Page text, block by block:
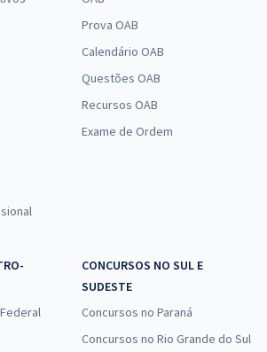
Prova OAB
Calendário OAB
Questões OAB
Recursos OAB
Exame de Ordem
CONCURSOS NO SUL E
SUDESTE
Concursos no Paraná
Concursos no Rio Grande do Sul